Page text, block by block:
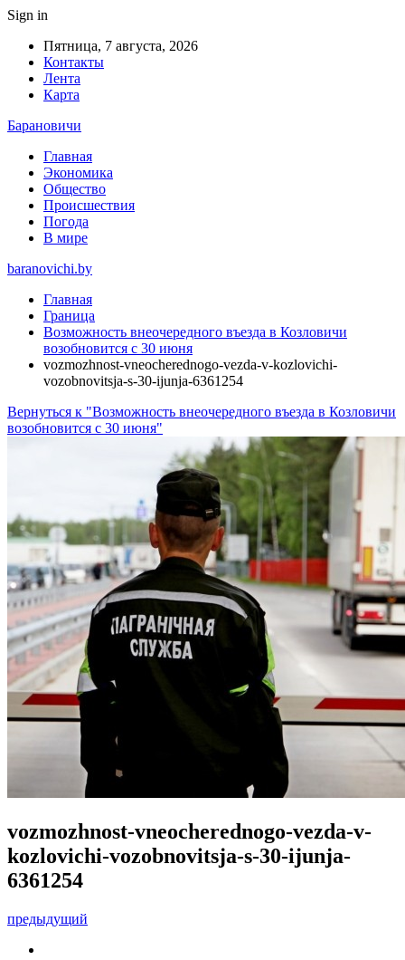
Sign in
Пятница, 7 августа, 2026
Контакты
Лента
Карта
Барановичи
Главная
Экономика
Общество
Происшествия
Погода
В мире
baranovichi.by
Главная
Граница
Возможность внеочередного въезда в Козловичи
возобновится с 30 июня
vozmozhnost-vneocherednogo-vezda-v-kozlovichi-
vozobnovitsja-s-30-ijunja-6361254
Вернуться к "Возможность внеочередного въезда в Козловичи
возобновится с 30 июня"
vozmozhnost-vneocherednogo-vezda-v-
kozlovichi-vozobnovitsja-s-30-ijunja-
6361254
предыдущий